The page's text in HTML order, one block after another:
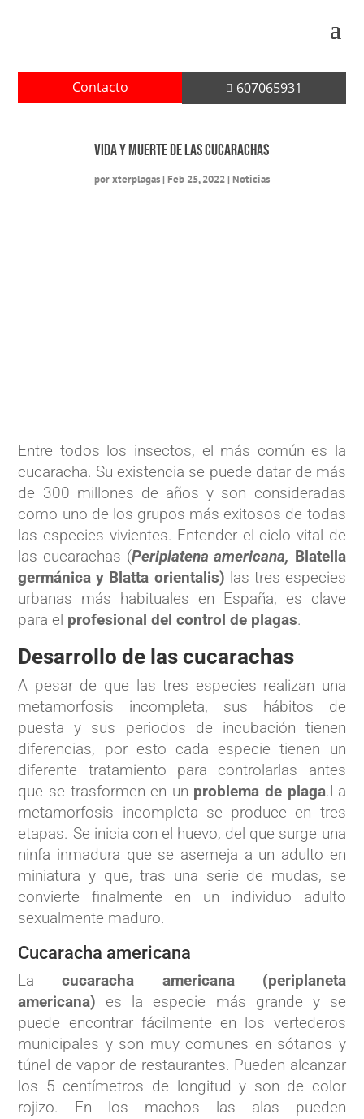
Contacto  607065931
Vida y muerte de las cucarachas
porxterplagas| Feb 25, 2022| Noticias
Entre todos los insectos, el más común es la
cucaracha. Su existencia se puede datar de más
de 300 millones de años y son consideradas
como uno de los grupos más exitosos de todas
las especies vivientes. Entender el ciclo vital de
las cucarachas (Periplatena americana, Blatella
germánica y Blatta orientalis) las tres especies
urbanas más habituales en España, es clave
para el profesional del control de plagas.
Desarrollo de las cucarachas
A pesar de que las tres especies realizan una
metamorfosis incompleta, sus hábitos de
puesta y sus periodos de incubación tienen
diferencias, por esto cada especie tienen un
diferente tratamiento para controlarlas antes
que se trasformen en un problema de plaga.La
metamorfosis incompleta se produce en tres
etapas. Se inicia con el huevo, del que surge una
ninfa inmadura que se asemeja a un adulto en
miniatura y que, tras una serie de mudas, se
convierte finalmente en un individuo adulto
sexualmente maduro.
Cucaracha americana
Lacucaracha americana (periplaneta
americana) es la especie más grande y se
puede encontrar fácilmente en los vertederos
municipales y son muy comunes en sótanos y
túnel de vapor de restaurantes. Pueden alcanzar
los 5 centímetros de longitud y son de color
rojizo. En los machos las alas pueden